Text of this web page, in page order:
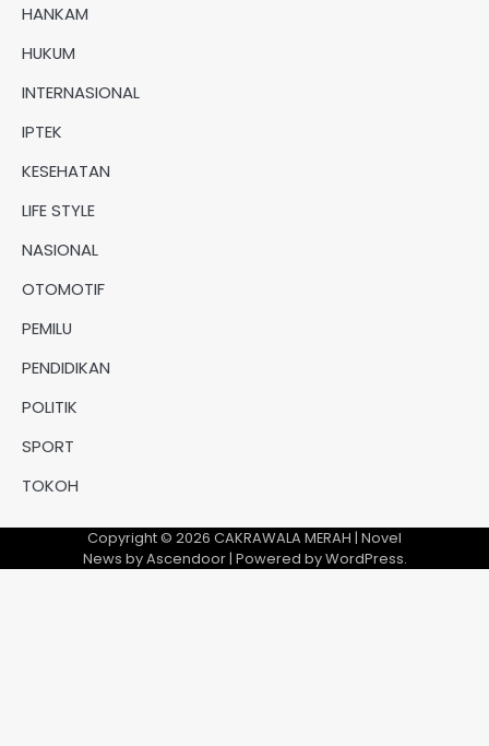
HANKAM
HUKUM
INTERNASIONAL
IPTEK
KESEHATAN
LIFE STYLE
NASIONAL
OTOMOTIF
PEMILU
PENDIDIKAN
POLITIK
SPORT
TOKOH
Copyright © 2026 CAKRAWALA MERAH | Novel
News byAscendoor| Powered byWordPress.